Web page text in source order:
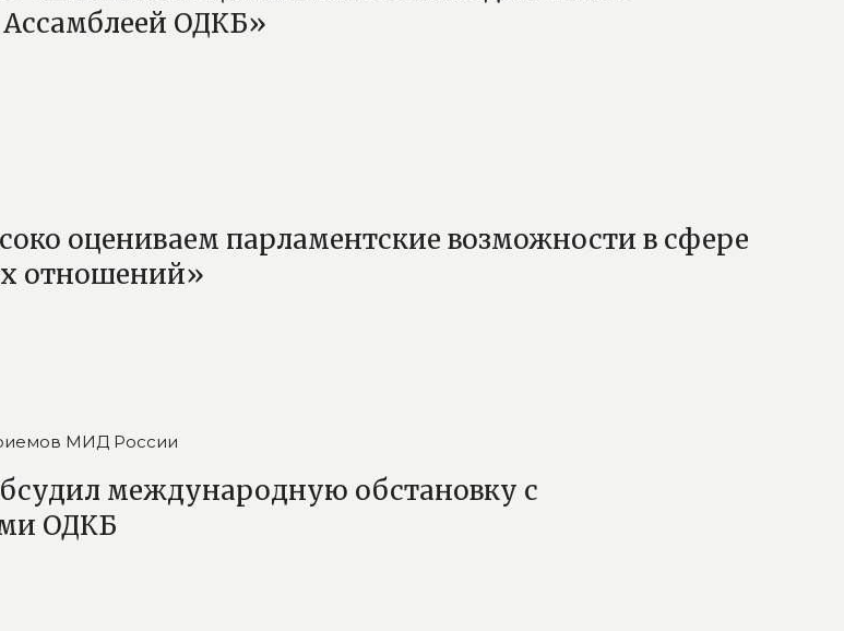
ОДКБ»
оцениваем парламентские возможности в сфере
отношений»
МИД России
международную обстановку с
ОДКБ